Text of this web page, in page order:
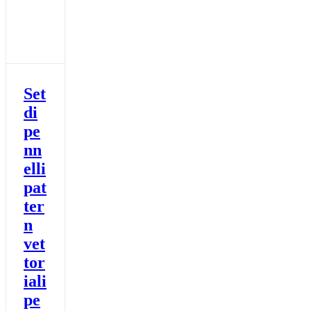
Set
di
pe
nn
elli
pat
ter
n
vet
tor
iali
pe